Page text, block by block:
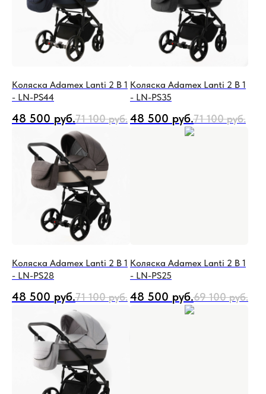
Коляска Adamex Lanti 2 В 1
- LN-PS44
48 500 руб.71 100 руб.
Коляска Adamex Lanti 2 В 1
- LN-PS35
48 500 руб.71 100 руб.
Коляска Adamex Lanti 2 В 1
- LN-PS28
48 500 руб.71 100 руб.
Коляска Adamex Lanti 2 В 1
- LN-PS25
48 500 руб.69 100 руб.